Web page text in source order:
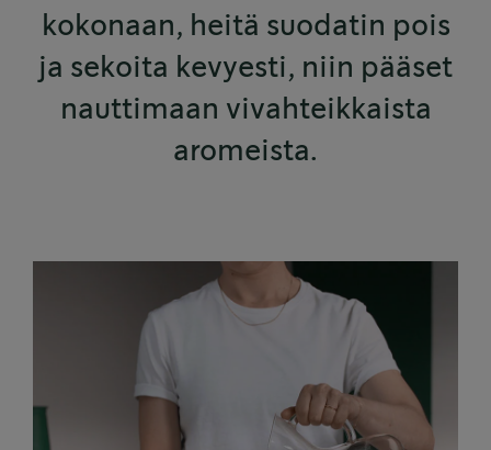
kokonaan, heitä suodatin pois
ja sekoita kevyesti, niin pääset
nauttimaan vivahteikkaista
aromeista.